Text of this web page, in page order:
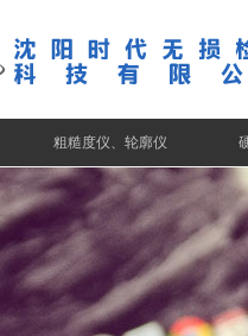
粗糙度仪、轮廓仪